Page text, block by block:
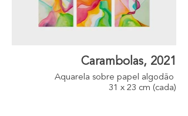
Carambolas, 2021
Aquarela sobre papel algodão
31 x 23 cm (cada)